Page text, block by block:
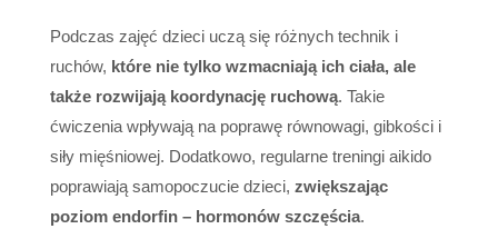
Podczas zajęć dzieci uczą się różnych technik i
ruchów, które nie tylko wzmacniają ich ciała, ale
także rozwijają koordynację ruchową. Takie
ćwiczenia wpływają na poprawę równowagi, gibkości i
siły mięśniowej. Dodatkowo, regularne treningi aikido
poprawiają samopoczucie dzieci, zwiększając
poziom endorfin – hormonów szczęścia.